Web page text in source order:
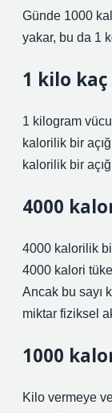
Günde 1000
yakar, bu da 1
1 kilo
1 kilogram
kalorilik bir
kalorilik bir
4000
4000 kalorilik
4000 kalori
Ancak bu sayı
miktar fiziksel
1000
Kilo vermeye